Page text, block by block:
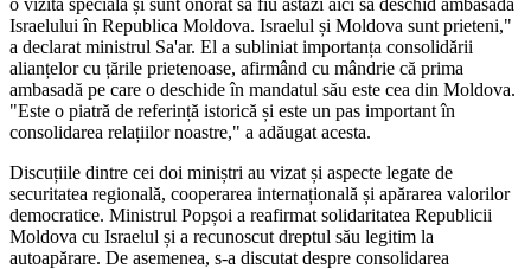
o vizită specială și sunt onorat să fiu astăzi aici să deschid ambasada
Israelului în Republica Moldova. Israelul și Moldova sunt prieteni,"
a declarat ministrul Sa'ar. El a subliniat importanța consolidării
alianțelor cu țările prietenoase, afirmând cu mândrie că prima
ambasadă pe care o deschide în mandatul său este cea din Moldova.
"Este o piatră de referință istorică și este un pas important în
consolidarea relațiilor noastre," a adăugat acesta.
Discuțiile dintre cei doi miniștri au vizat și aspecte legate de
securitatea regională, cooperarea internațională și apărarea valorilor
democratice. Ministrul Popșoi a reafirmat solidaritatea Republicii
Moldova cu Israelul și a recunoscut dreptul său legitim la
autoapărare. De asemenea, s-a discutat despre consolidarea